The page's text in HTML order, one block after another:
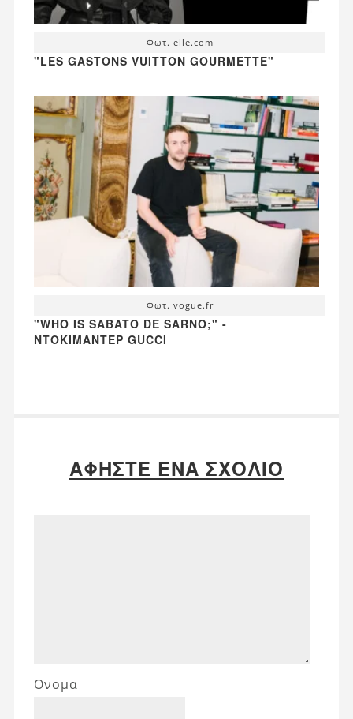
Φωτ. elle.com
"LES GASTONS VUITTON GOURMETTE"
Φωτ. vogue.fr
"WHO IS SABATO DE SARNO;" -
ΝΤΟΚΙΜΑΝΤΈΡ GUCCI
ΑΦΉΣΤΕ ΈΝΑ ΣΧΌΛΙΟ
Ονομα